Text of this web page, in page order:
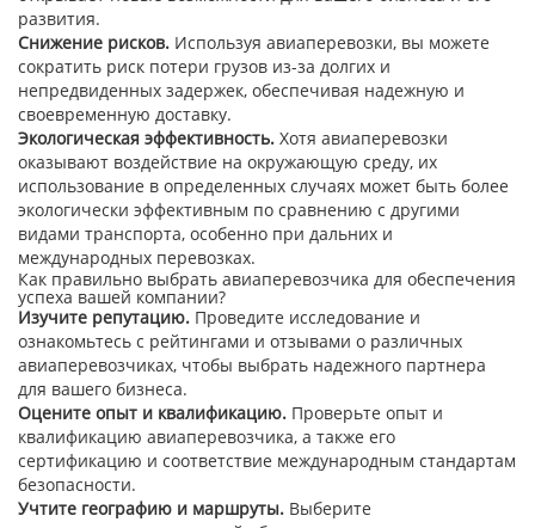
развития.
Снижение рисков. Используя авиаперевозки, вы можете
сократить риск потери грузов из-за долгих и
непредвиденных задержек, обеспечивая надежную и
своевременную доставку.
Экологическая эффективность. Хотя авиаперевозки
оказывают воздействие на окружающую среду, их
использование в определенных случаях может быть более
экологически эффективным по сравнению с другими
видами транспорта, особенно при дальних и
международных перевозках.
Как правильно выбрать авиаперевозчика для обеспечения
успеха вашей компании?
Изучите репутацию. Проведите исследование и
ознакомьтесь с рейтингами и отзывами о различных
авиаперевозчиках, чтобы выбрать надежного партнера
для вашего бизнеса.
Оцените опыт и квалификацию. Проверьте опыт и
квалификацию авиаперевозчика, а также его
сертификацию и соответствие международным стандартам
безопасности.
Учтите географию и маршруты. Выберите